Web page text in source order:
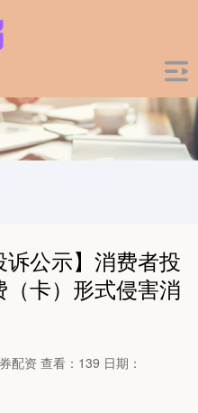
公示】消费者投
卡）形式侵害消
配资 查看：139 日期：